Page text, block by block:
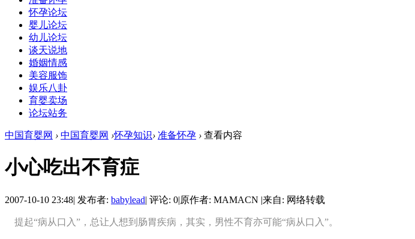
怀孕论坛
婴儿论坛
幼儿论坛
谈天说地
婚姻情感
美容服饰
娱乐八卦
育婴卖场
论坛站务
中国育婴网 › 中国育婴网 ›怀孕知识› 准备怀孕 › 查看内容
小心吃出不育症
2007-10-10 23:48| 发布者: babylead| 评论: 0|原作者: MAMACN |来自: 网络转载
提起“病从口入”，总让人想到肠胃疾病，其实，男性不育亦可能“病从口入”。